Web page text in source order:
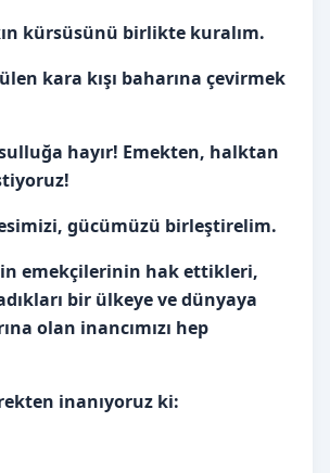
kürsüsünü birlikte kuralım.
kara kışı baharına çevirmek
hayır! Emekten, halktan
gücümüzü birleştirelim.
emekçilerinin hak ettikleri,
bir ülkeye ve dünyaya
olan inancımızı hep
inanıyoruz ki: